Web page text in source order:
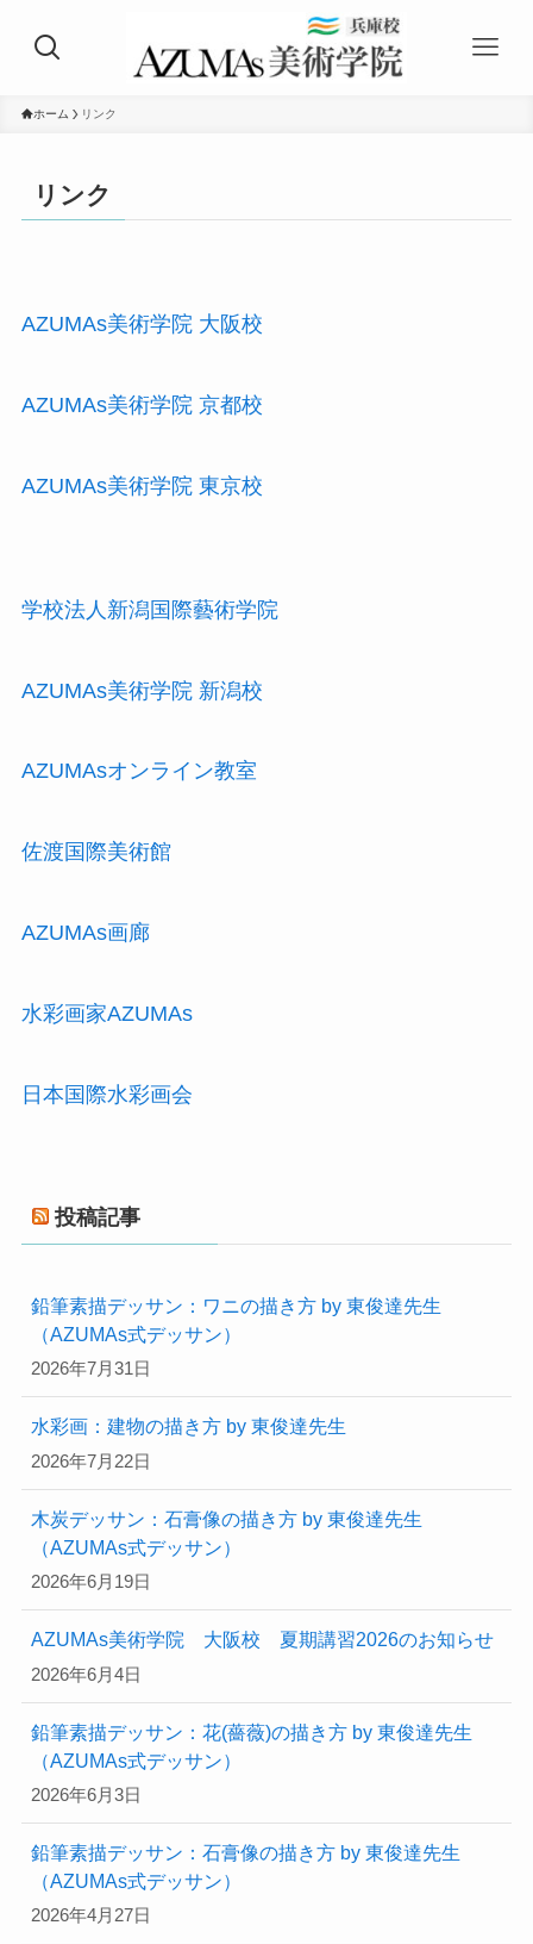
ホーム リンク
リンク
AZUMAs美術学院 大阪校
AZUMAs美術学院 京都校
AZUMAs美術学院 東京校
学校法人新潟国際藝術学院
AZUMAs美術学院 新潟校
AZUMAsオンライン教室
佐渡国際美術館
AZUMAs画廊
水彩画家AZUMAs
日本国際水彩画会
投稿記事
鉛筆素描デッサン：ワニの描き方 by 東俊達先生
（AZUMAs式デッサン）
2026年7月31日
水彩画：建物の描き方 by 東俊達先生
2026年7月22日
木炭デッサン：石膏像の描き方 by 東俊達先生
（AZUMAs式デッサン）
2026年6月19日
AZUMAs美術学院 大阪校 夏期講習2026のお知らせ
2026年6月4日
鉛筆素描デッサン：花(薔薇)の描き方 by 東俊達先生
（AZUMAs式デッサン）
2026年6月3日
鉛筆素描デッサン：石膏像の描き方 by 東俊達先生
（AZUMAs式デッサン）
2026年4月27日